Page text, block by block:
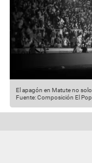
El apagón en Matute no
Fuente: Composición El